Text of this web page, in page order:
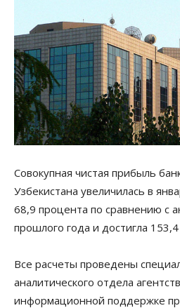
Совокупная чистая прибыль
Узбекистана увеличилась в
68,9 процента по сравнению с
прошлого года и достигла
Все расчеты проведены
аналитического отдела
информационной поддержке